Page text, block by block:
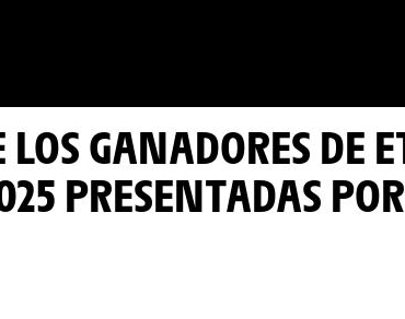
PRESENTADAS POR